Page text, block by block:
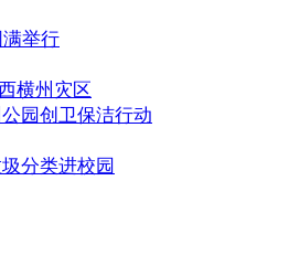
举行
横州灾区
园创卫保洁行动
分类进校园